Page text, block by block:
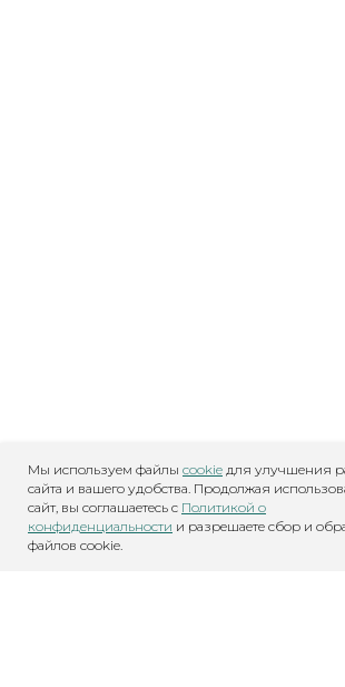
Мы используем файлы cookie для улучшения
сайта и вашего удобства. Продолжая
сайт, вы соглашаетесь с Политикой о
конфиденциальности и разрешаете сбор и
файлов cookie.